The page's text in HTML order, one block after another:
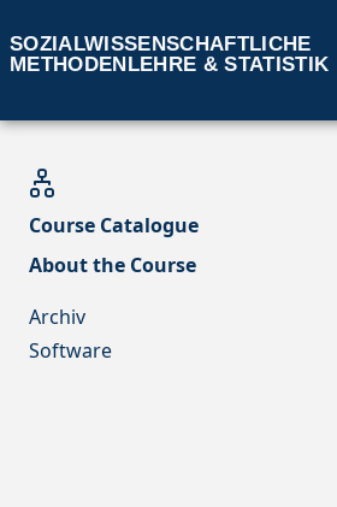
SOZIALWISSENSCHAFTLICHE
METHODENLEHRE & STATISTIK
Course Catalogue
About the Course
Archiv
Software